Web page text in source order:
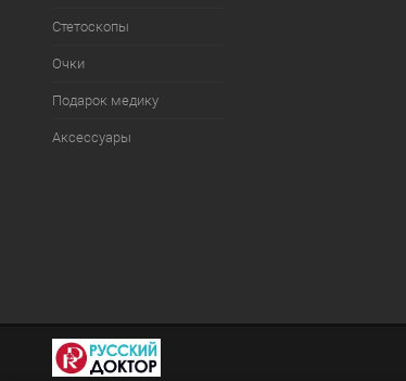
Стетоскопы
Очки
Подарок медику
Аксессуары